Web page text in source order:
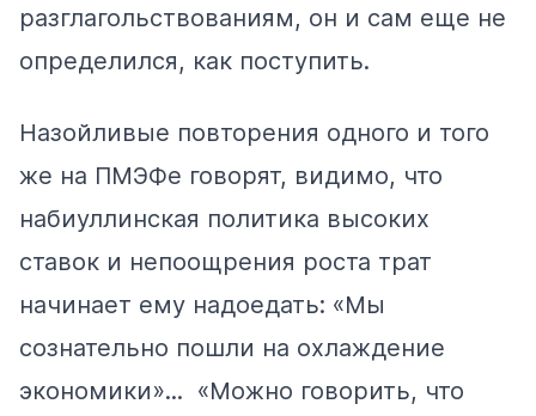
разглагольствованиям, он и сам еще не
определился, как поступить.
Назойливые повторения одного и того
же на ПМЭФе говорят, видимо, что
набиуллинская политика высоких
ставок и непоощрения роста трат
начинает ему надоедать: «Мы
сознательно пошли на охлаждение
экономики»... «Можно говорить, что